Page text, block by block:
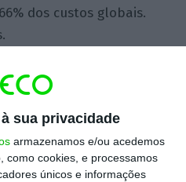
sua privacidade
armazenamos e/ou acedemos
como cookies, e processamos
únicos e informações
dos custos globais.
aumentos
euros e 3%
para